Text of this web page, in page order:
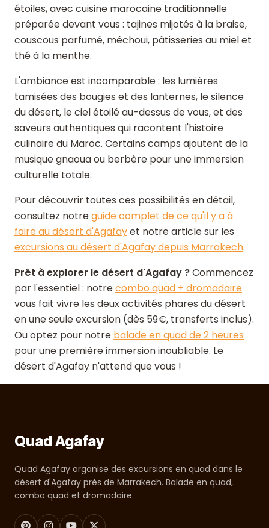
étoiles, avec cuisine marocaine traditionnelle
préparée devant vous : tajines mijotés à la braise,
couscous parfumé, méchoui, pâtisseries au miel et
thé à la menthe.
L'ambiance est incomparable : les lumières
tamisées des bougies et des lanternes, le silence
du désert, le ciel étoilé au-dessus de vous, et des
saveurs authentiques qui racontent l'histoire
culinaire du Maroc. Certains camps ajoutent de la
musique gnaoua ou berbère pour une immersion
culturelle totale.
Pour découvrir toutes ces possibilités en détail,
consultez notreguide complet de ce qu'il y a à
faire au désert d'Agafayet notre article sur les
excursions au désert d'Agafay depuis Marrakech.
Prêt à explorer le désert d'Agafay ?Commencez
par l'essentiel : notrecombo quad + dromadaire
vous fait vivre les deux activités phares du désert
en une seule excursion (dès 59€, transferts inclus).
Ou optez pour notre balade en quad de 2 heures
pour une première immersion inoubliable. Le
désert d'Agafay n'attend que vous !
Quad Agafay
Quad Agafay organise des excursions en quad dans le
désert d'Agafay près de Marrakech. Balade en quad,
combo quad et dromadaire.